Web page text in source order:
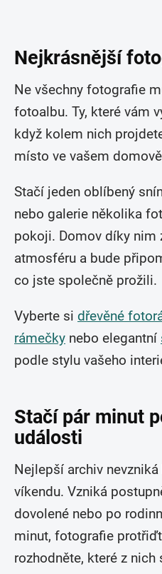
Nejkrásnější
Ne všechny fotografie
fotoalbu. Ty, které vám
když kolem nich
místo ve vašem
Stačí jeden oblíbený
nebo galerie několika
pokoji. Domov díky nim
atmosféru a bude
co jste společně prožili.
Vyberte si dřevěné
rámečky nebo elegantní
podle stylu vašeho
Stačí pár minut
události
Nejlepší archiv
víkendu. Vzniká
dovolené nebo po
minut, fotografie
rozhodněte, které z